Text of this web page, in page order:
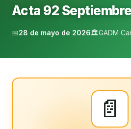
Acta 92
📅28 de mayo de 2026🏛️GADM
📄